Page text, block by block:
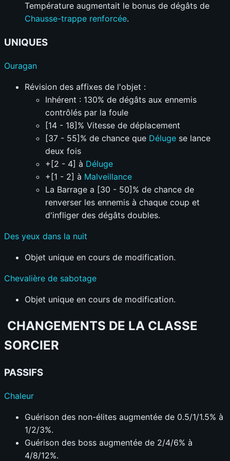
Température augmentait le bonus de dégâts de
Chausse-trappe renforcée.
UNIQUES
Ouragan
Révision des affixes de l'objet :
Inhérent : 130% de dégâts aux ennemis
contrôlés par la foule
[14 - 18]% Vitesse de déplacement
[37 - 55]% de chance que Déluge se lance
deux fois
+[2 - 4] à Déluge
+[1 - 2] à Malveillance
La Barrage a [30 - 50]% de chance de
renverser les ennemis à chaque coup et
d'infliger des dégâts doubles.
Des yeux dans la nuit
Objet unique en cours de modification.
Chevalière de sabotage
Objet unique en cours de modification.
CHANGEMENTS DE LA CLASSE
SORCIER
PASSIFS
Chaleur
Guérison des non-élites augmentée de 0.5/1/1.5% à
1/2/3%.
Guérison des boss augmentée de 2/4/6% à
4/8/12%.